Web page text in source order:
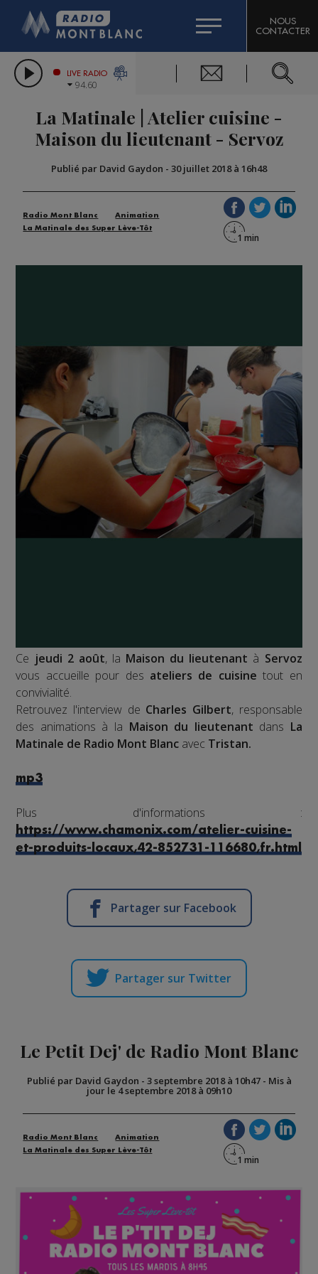
LES CHRONIQUES DE L'EXPERT
CITIZEN MACHINERY
GRAND MASSIF DOMAINES SKIABLES
BIGARD
COMPAGNIE DU MONT-BLANC
NOUS
CONTACTER
LIVE RADIO
94.60
La Matinale | Atelier cuisine -
Maison du lieutenant - Servoz
Publié par David Gaydon - 30 juillet 2018 à 16h48
Radio Mont Blanc
Animation
La Matinale des Super Lève-Tôt
Ce jeudi 2 août, la Maison du lieutenant à Servoz
vous accueille pour des ateliers de cuisine tout en
convivialité.
Retrouvez l'interview de Charles Gilbert, responsable
des animations à la Maison du lieutenant dans La
Matinale de Radio Mont Blanc avec Tristan.
mp3
Plus d'informations :
https://www.chamonix.com/atelier-cuisine-
et-produits-locaux,42-852731-116680,fr.html
Partager sur Facebook
Partager sur Twitter
Le Petit Dej' de Radio Mont Blanc
Publié par David Gaydon - 3 septembre 2018 à 10h47- Mis à
jour le 4 septembre 2018 à 09h10
Radio Mont Blanc
Animation
La Matinale des Super Lève-Tôt